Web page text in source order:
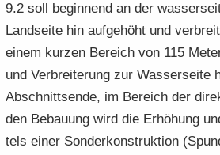
9.2 soll be­gin­nend an der
Land­sei­te hin auf­ge­höht und
einem kur­zen Be­reich von 115
und Ver­brei­te­rung zur Was­ser­sei­te
Ab­schnitt­sen­de, im Be­reich der
den Be­bau­ung wird die Er­hö­hung
tels einer Son­der­kon­struk­ti­on